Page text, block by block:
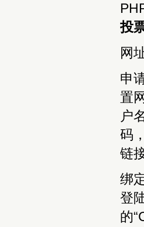
投
网
申
置
户
码
链
绑
登
的